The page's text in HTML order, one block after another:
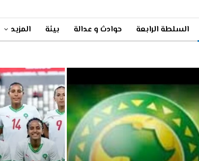
السلطة الرابعة حوادث و عدالة بيئة المزيد